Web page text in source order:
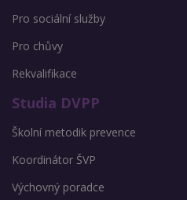
Pro sociální služby
Pro chůvy
Rekvalifikace
Studia DVPP
Školní metodik prevence
Koordinátor ŠVP
Výchovný poradce